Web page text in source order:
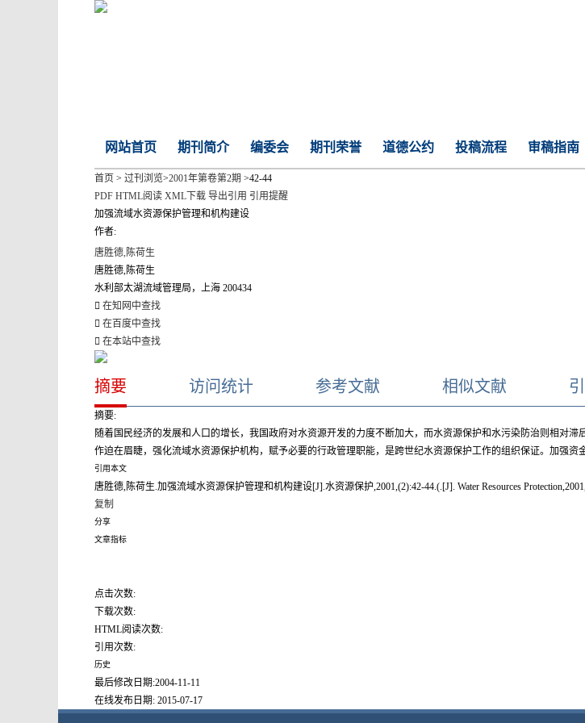
网站首页 期刊简介 编委会 期刊荣誉 道德公约 投稿流程 审稿指南
首页 > 过刊浏览>2001年第卷第2期 >42-44
PDF HTML阅读 XML下载 导出引用 引用提醒
加强流域水资源保护管理和机构建设
作者:
唐胜德,陈荷生
唐胜德,陈荷生
水利部太湖流域管理局，上海 200434
在知网中查找
在百度中查找
在本站中查找
摘要 访问统计 参考文献 相似文献
摘要:
随着国民经济的发展和人口的增长，我国政府对水资源开发的力度不断加大，而水资源保护和水污染防治则相对
作迫在眉睫，强化流域水资源保护机构，赋予必要的行政管理职能，是跨世纪水资源保护工作的组织保证。加强
引用本文
唐胜德,陈荷生.加强流域水资源保护管理和机构建设[J].水资源保护,2001,(2):42-44.(.[J]. Water Resources
复制
分享
文章指标
点击次数:
下载次数:
HTML阅读次数:
引用次数:
历史
最后修改日期:2004-11-11
在线发布日期: 2015-07-17